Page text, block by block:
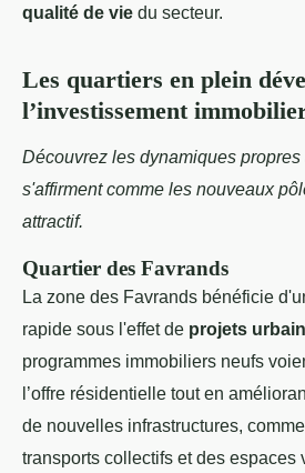
qualité de vie du secteur.
Les quartiers en plein
l’investissement
Découvrez les dynamiques
s'affirment comme les nouveaux
attractif.
Quartier des Favrands
La zone des Favrands bénéficie
rapide sous l'effet de projets
programmes immobiliers neufs
l’offre résidentielle tout en
de nouvelles infrastructures,
transports collectifs et des espaces